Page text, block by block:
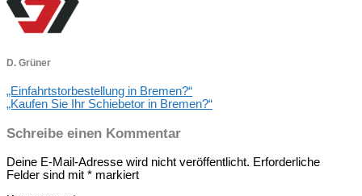
D. Grüner
„Einfahrtstorbestellung in Bremen?“
„Kaufen Sie Ihr Schiebetor in Bremen?“
Schreibe einen Kommentar
Deine E-Mail-Adresse wird nicht veröffentlicht. Erforderliche
Felder sind mit * markiert